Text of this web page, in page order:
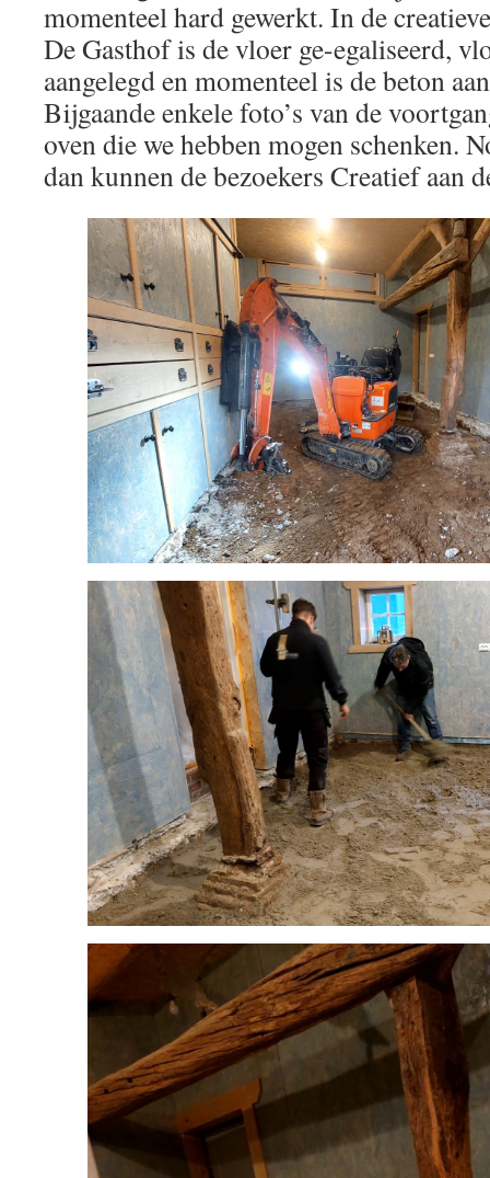
momenteel hard gewerkt. In de
De Gasthof is de vloer ge-egaliseerd,
aangelegd en momenteel is de beton
Bijgaande enkele foto’s van de
oven die we hebben mogen schenken.
dan kunnen de bezoekers Creatief aan